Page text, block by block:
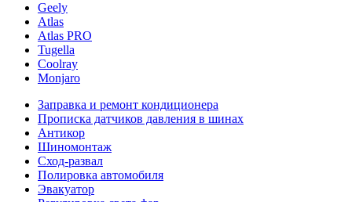
Geely
Atlas
Atlas PRO
Tugella
Coolray
Monjaro
Заправка и ремонт кондиционера
Прописка датчиков давления в шинах
Антикор
Шиномонтаж
Сход-развал
Полировка автомобиля
Эвакуатор